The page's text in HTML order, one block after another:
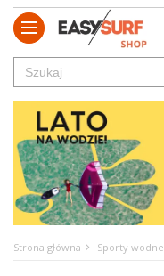
Strona główna Sporty wodne